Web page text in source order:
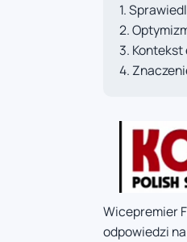
Wicepremier
odpowiedzi